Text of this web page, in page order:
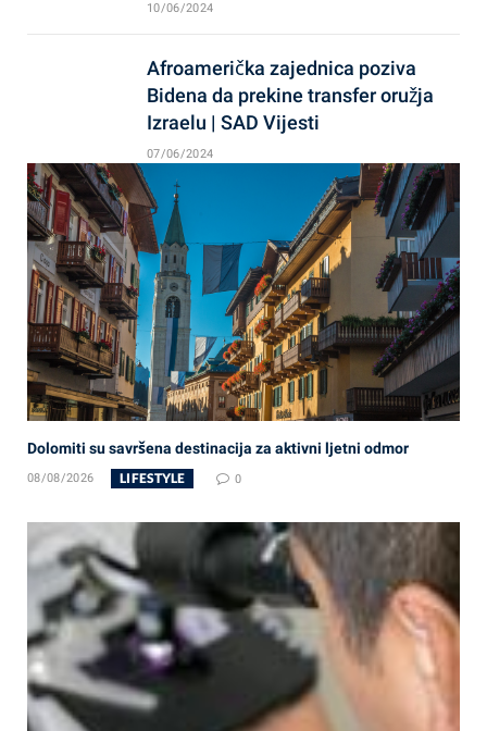
10/06/2024
Afroamerička zajednica poziva
Bidena da prekine transfer oružja
Izraelu | SAD Vijesti
07/06/2024
Dolomiti su savršena destinacija za aktivni ljetni odmor
08/08/2026 LIFESTYLE 0